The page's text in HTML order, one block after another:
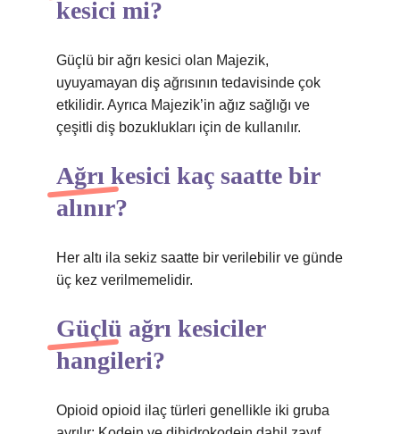
kesici mi?
Güçlü bir ağrı kesici olan Majezik,
uyuyamayan diş ağrısının tedavisinde çok
etkilidir. Ayrıca Majezik’in ağız sağlığı ve
çeşitli diş bozuklukları için de kullanılır.
Ağrı kesici kaç saatte bir
alınır?
Her altı ila sekiz saatte bir verilebilir ve günde
üç kez verilmemelidir.
Güçlü ağrı kesiciler
hangileri?
Opioid opioid ilaç türleri genellikle iki gruba